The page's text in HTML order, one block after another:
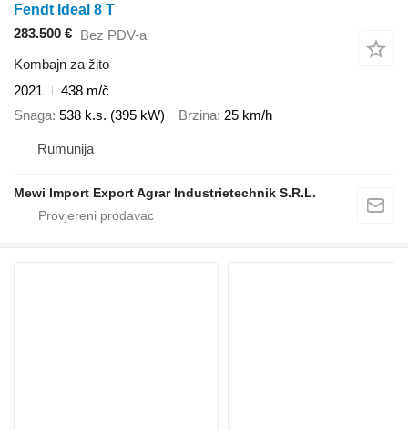
Fendt Ideal 8 T
283.500 € Bez PDV-a
Kombajn za žito
2021
438 m/č
Snaga 538 k.s. (395 kW) Brzina 25 km/h
Rumunija
Mewi Import Export Agrar Industrietechnik S.R.L.